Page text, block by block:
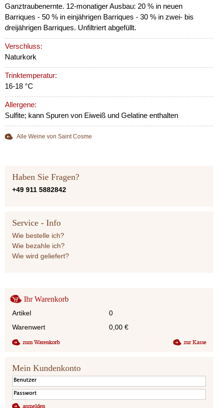
Ganztraubenernte. 12-monatiger Ausbau: 20 % in neuen
Barriques - 50 % in einjährigen Barriques - 30 % in zwei- bis
dreijährigen Barriques. Unfiltriert abgefüllt.
Verschluss:
Naturkork
Trinktemperatur:
16-18 °C
Allergene:
Sulfite; kann Spuren von Eiweiß und Gelatine enthalten
Alle Weine von Saint Cosme
Haben Sie Fragen?
+49 911 5882842
Service - Info
Wie bestelle ich?
Wie bezahle ich?
Wie wird geliefert?
Ihr Warenkorb
Artikel
0
Warenwert
0,00 €
Mein Kundenkonto